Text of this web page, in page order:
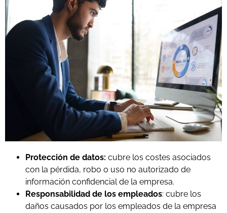
Protección de datos: cubre los costes asociados
con la pérdida, robo o uso no autorizado de
información confidencial de la empresa.
Responsabilidad de los empleados: cubre los
daños causados por los empleados de la empresa